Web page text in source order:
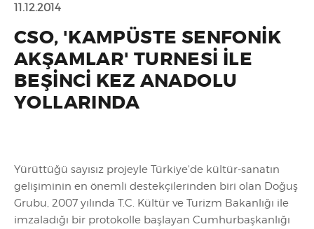
11.12.2014
CSO, 'KAMPÜSTE SENFONIK
AKŞAMLAR' TURNESI ILE
BEŞINCI KEZ ANADOLU
YOLLARINDA
Yürüttüğü sayısız projeyle Türkiye'de kültür-sanatın
gelişiminin en önemli destekçilerinden biri olan Doğuş
Grubu, 2007 yılında T.C. Kültür ve Turizm Bakanlığı ile
imzaladığı bir protokolle başlayan Cumhurbaşkanlığı